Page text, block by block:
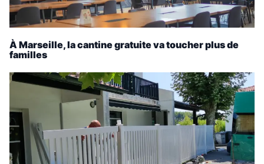
À Marseille, la cantine gratuite va toucher plus de
familles